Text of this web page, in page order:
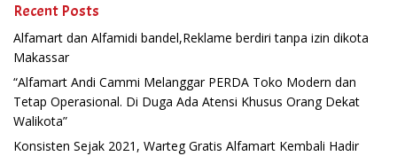
Recent Posts
Alfamart dan Alfamidi bandel,Reklame berdiri tanpa izin dikota
Makassar
“Alfamart Andi Cammi Melanggar PERDA Toko Modern dan
Tetap Operasional. Di Duga Ada Atensi Khusus Orang Dekat
Walikota”
Konsisten Sejak 2021, Warteg Gratis Alfamart Kembali Hadir